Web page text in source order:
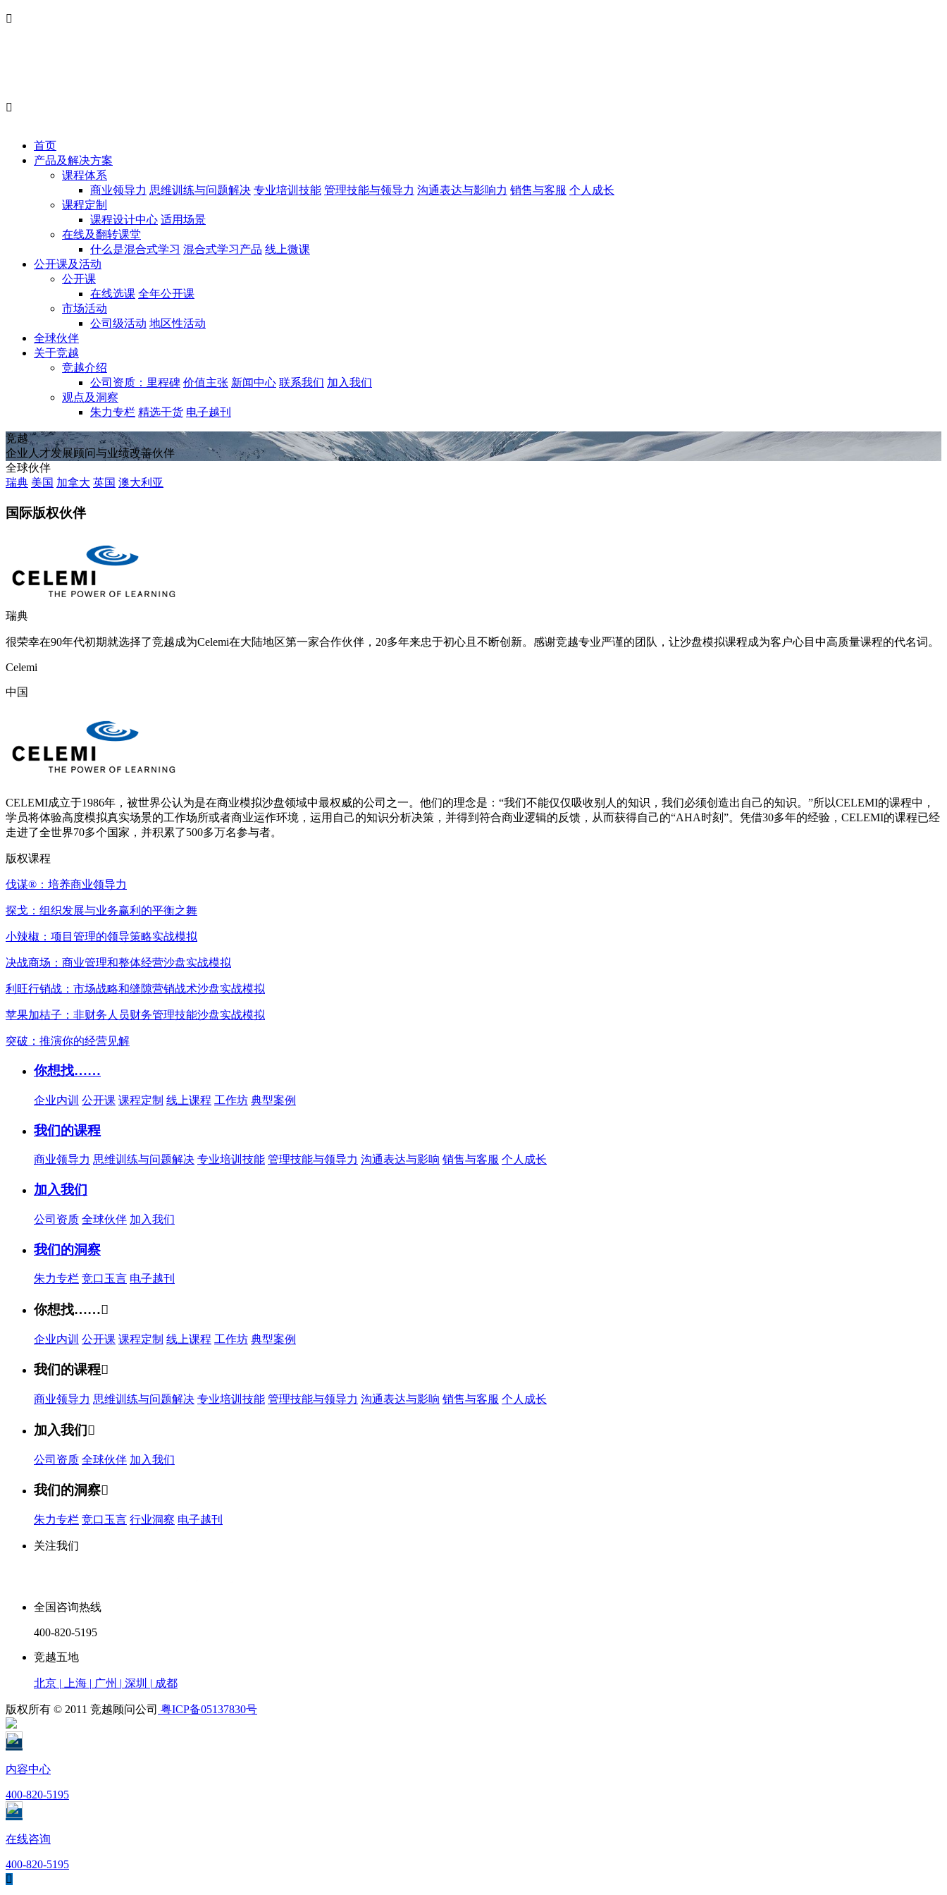


首页
产品及解决方案
课程体系
商业领导力 思维训练与问题解决 专业培训技能 管理技能与领导力 沟通表达与影响力 销售与客服 个人成长
课程定制
课程设计中心 适用场景
在线及翻转课堂
什么是混合式学习 混合式学习产品 线上微课
公开课及活动
公开课
在线选课 全年公开课
市场活动
公司级活动 地区性活动
全球伙伴
关于竞越
竞越介绍
公司资质：里程碑 价值主张 新闻中心 联系我们 加入我们
观点及洞察
朱力专栏 精选干货 电子越刊
竞越
企业人才发展顾问与业绩改善伙伴
全球伙伴
瑞典 美国 加拿大 英国 澳大利亚
国际版权伙伴
瑞典
很荣幸在90年代初期就选择了竞越成为Celemi在大陆地区第一家合作伙伴，20多年来忠于初心且不断创新。感谢竞越专业严谨的团队，让沙盘模拟课程成为客户心目中高质量课程的代名词。
Celemi
中国
CELEMI成立于1986年，被世界公认为是在商业模拟沙盘领域中最权威的公司之一。他们的理念是：“我们不能仅仅吸收别人的知识，我们必须创造出自己的知识。”所以CELEMI的课程中，
学员将体验高度模拟真实场景的工作场所或者商业运作环境，运用自己的知识分析决策，并得到符合商业逻辑的反馈，从而获得自己的“AHA时刻”。凭借30多年的经验，CELEMI的课程已经
走进了全世界70多个国家，并积累了500多万名参与者。
版权课程
伐谋®：培养商业领导力
探戈：组织发展与业务赢利的平衡之舞
小辣椒：项目管理的领导策略实战模拟
决战商场：商业管理和整体经营沙盘实战模拟
利旺行销战：市场战略和缝隙营销战术沙盘实战模拟
苹果加桔子：非财务人员财务管理技能沙盘实战模拟
突破：推演你的经营见解
你想找……
企业内训 公开课 课程定制 线上课程 工作坊 典型案例
我们的课程
商业领导力 思维训练与问题解决 专业培训技能 管理技能与领导力 沟通表达与影响 销售与客服 个人成长
加入我们
公司资质 全球伙伴 加入我们
我们的洞察
朱力专栏 竞口玉言 电子越刊
你想找……
企业内训 公开课 课程定制 线上课程 工作坊 典型案例
我们的课程
商业领导力 思维训练与问题解决 专业培训技能 管理技能与领导力 沟通表达与影响 销售与客服 个人成长
加入我们
公司资质 全球伙伴 加入我们
我们的洞察
朱力专栏 竞口玉言 行业洞察 电子越刊
关注我们
全国咨询热线
400-820-5195
竞越五地
北京 | 上海 | 广州 | 深圳 | 成都
版权所有 © 2011 竞越顾问公司 粤ICP备05137830号
内容中心
400-820-5195
在线咨询
400-820-5195
